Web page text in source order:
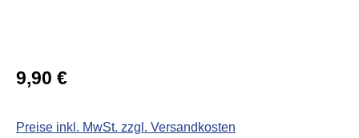
Regulärer Preis:
9,90 €
Preise inkl. MwSt. zzgl. Versandkosten